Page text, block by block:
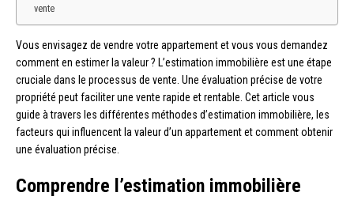
vente
Vous envisagez de vendre votre appartement et vous vous demandez
comment en estimer la valeur ? L’estimation immobilière est une étape
cruciale dans le processus de vente. Une évaluation précise de votre
propriété peut faciliter une vente rapide et rentable. Cet article vous
guide à travers les différentes méthodes d’estimation immobilière, les
facteurs qui influencent la valeur d’un appartement et comment obtenir
une évaluation précise.
Comprendre l’estimation immobilière